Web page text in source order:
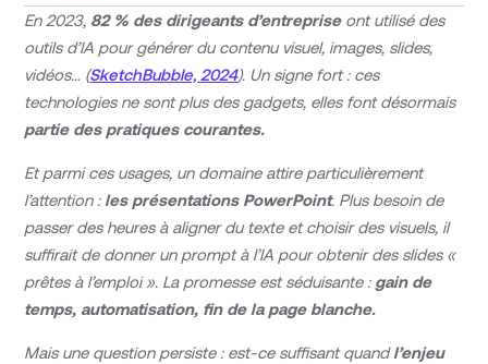
En 2023, 82 % des dirigeants d’entrepriseont utilisé des
outils d’IA pour générer du contenu visuel, images, slides,
vidéos… (SketchBubble, 2024). Un signe fort : ces
technologies ne sont plus des gadgets, elles font désormais
partie des pratiques courantes.
Et parmi ces usages, un domaine attire particulièrement
l’attention : les présentations PowerPoint. Plus besoin de
passer des heures à aligner du texte et choisir des visuels, il
suffirait de donner un prompt à l’IA pour obtenir des slides «
prêtes à l’emploi ». La promesse est séduisante : gain de
temps, automatisation, fin de la page blanche.
Mais une question persiste : est-ce suffisant quandl’enjeu